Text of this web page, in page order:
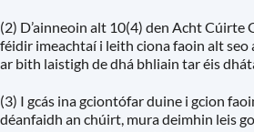
(2) D’ainneoin alt 10(4) den Acht Cúirte
féidir imeachtaí i leith ciona faoin alt seo
ar bith laistigh de dhá bhliain tar éis
(3) I gcás ina gciontófar duine i gcion
déanfaidh an chúirt, mura deimhin leis